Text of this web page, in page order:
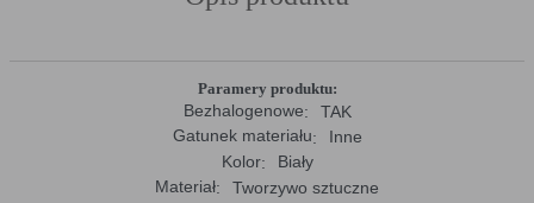
sesji" pomagają ulepszać usługi i zwiększać
umożliwiają sprawne działanie samej witryny
oraz dostępnych na niej funkcji
umożliwiają wyświetlanie reklam, które są
bardziej interesujące dla użytkowników, a
jednocześnie bardziej wartościowe dla
Paramery produktu:
Bezhalogenowe
TAK
Gatunek materiału
Inne
Kolor
Biały
Materiał
Tworzywo sztuczne